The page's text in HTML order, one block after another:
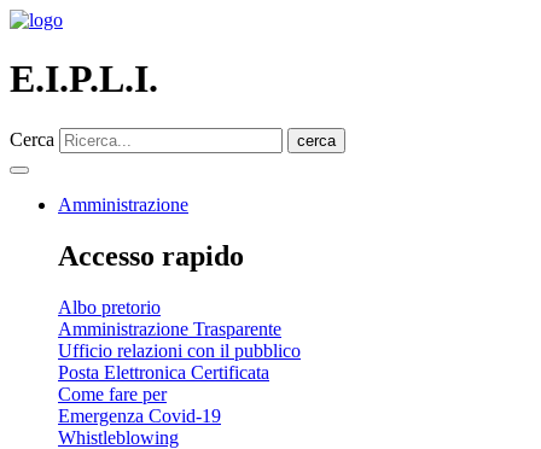
E.I.P.L.I.
Cerca cerca
Amministrazione
Accesso rapido
Albo pretorio
Amministrazione Trasparente
Ufficio relazioni con il pubblico
Posta Elettronica Certificata
Come fare per
Emergenza Covid-19
Whistleblowing